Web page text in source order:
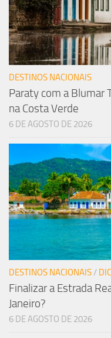
DESTINOS NACIONAIS
Paraty com a Blumar
na Costa Verde
6 DE AGOSTO DE 2026
DESTINOS NACIONAIS /
Finalizar a Estrada
Janeiro?
6 DE AGOSTO DE 2026